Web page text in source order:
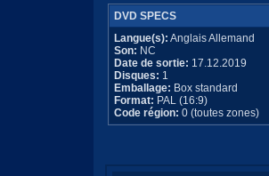
DVD SPECS
Langue(s): Anglais Allemand
Son: NC
Date de sortie: 17.12.2019
Disques: 1
Emballage: Box standard
Format: PAL (16:9)
Code région: 0 (toutes zones)